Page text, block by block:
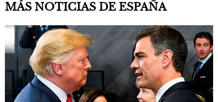
MÁS NOTICIAS DE ESPAÑA